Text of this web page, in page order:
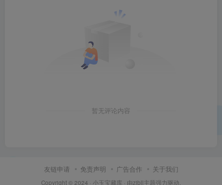
暂无评论内容
友链申请 免责声明 广告合作 关于我们
Copyright © 2024 · 小玉宝藏库 · 由zibll主题强力驱动.